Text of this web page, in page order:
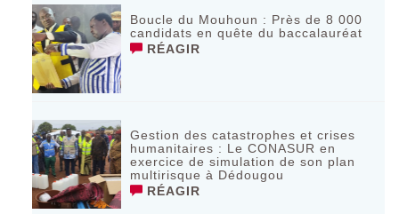
Boucle du Mouhoun : Près de 8 000
candidats en quête du baccalauréat
RÉAGIR
Gestion des catastrophes et crises
humanitaires : Le CONASUR en
exercice de simulation de son plan
multirisque à Dédougou
RÉAGIR